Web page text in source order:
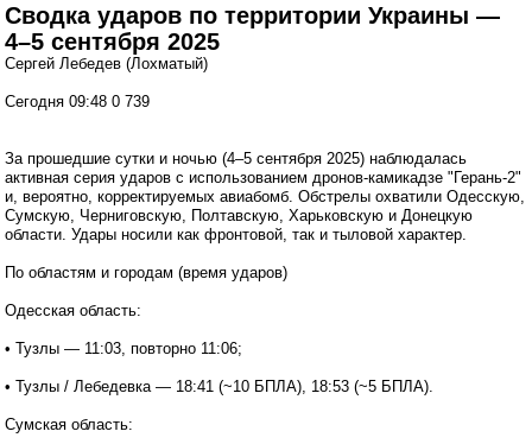
Сводка ударов по территории Украины —
4–5 сентября 2025
Сергей Лебедев (Лохматый)
Сегодня 09:48 0 739
За прошедшие сутки и ночью (4–5 сентября 2025) наблюдалась
активная серия ударов с использованием дронов-камикадзе "Герань-2"
и, вероятно, корректируемых авиабомб. Обстрелы охватили Одесскую,
Сумскую, Черниговскую, Полтавскую, Харьковскую и Донецкую
области. Удары носили как фронтовой, так и тыловой характер.
По областям и городам (время ударов)
Одесская область:
• Тузлы — 11:03, повторно 11:06;
• Тузлы / Лебедевка — 18:41 (~10 БПЛА), 18:53 (~5 БПЛА).
Сумская область: